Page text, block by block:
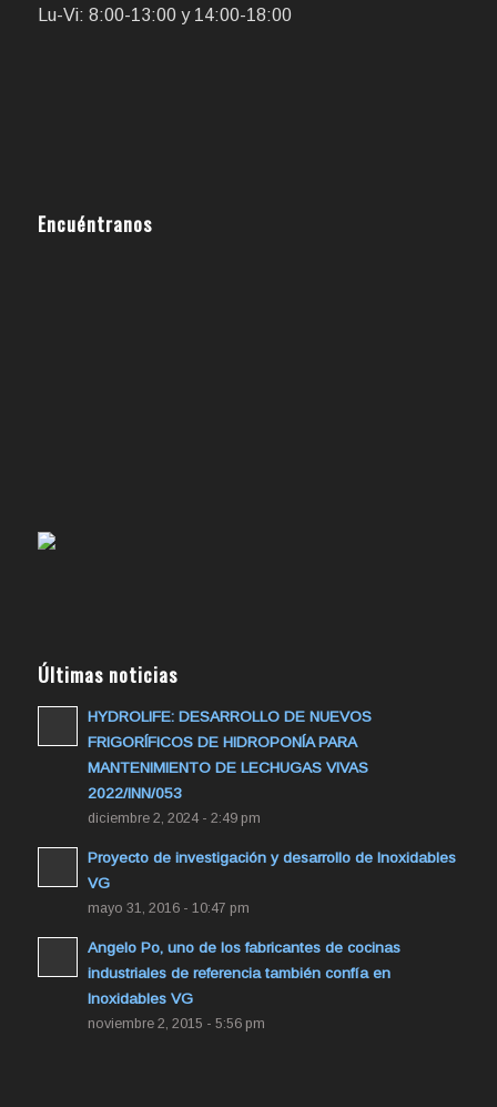
Lu-Vi: 8:00-13:00 y 14:00-18:00
Encuéntranos
Últimas noticias
HYDROLIFE: DESARROLLO DE NUEVOS
FRIGORÍFICOS DE HIDROPONÍA PARA
MANTENIMIENTO DE LECHUGAS VIVAS
2022/INN/053
diciembre 2, 2024 - 2:49 pm
Proyecto de investigación y desarrollo de Inoxidables
VG
mayo 31, 2016 - 10:47 pm
Angelo Po, uno de los fabricantes de cocinas
industriales de referencia también confía en
Inoxidables VG
noviembre 2, 2015 - 5:56 pm